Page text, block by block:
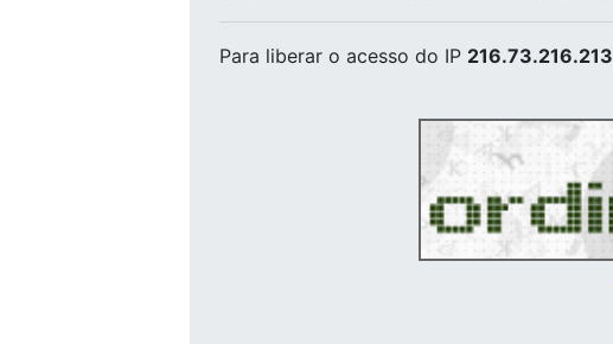
Para liberar o acesso do IP 216.73.216.213